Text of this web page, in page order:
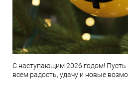
С наступающим 2026 годом! Пусть
всем радость, удачу и новые